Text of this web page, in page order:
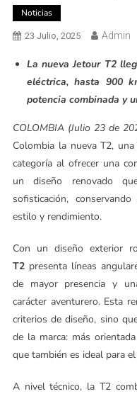
Noticias
23 Julio, 2025 Admin
La nueva Jetour T2
eléctrica, hasta 900
potencia combinada y
COLOMBIA (Julio 23
Colombia la nueva T2,
categoría al ofrecer una
un diseño renovado
sofisticación,
estilo y rendimiento.
Con un diseño exterior
T2presenta líneas
de mayor presencia y
carácter aventurero. Esta
criterios de diseño, sino
de la marca: más
que también es ideal para
A nivel técnico, la T2